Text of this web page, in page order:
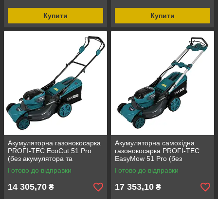
Купити Купити
Акумуляторна газонокосарка
PROFI-TEC EcoCut 51 Pro
(без акумулятора та
зарядного пристрою)
Готово до відправки
14 305,70 ₴
Акумуляторна самохідна
газонокосарка PROFI-TEC
EasyMow 51 Pro (без
акумулятора та зарядного
пристрою)
Готово до відправки
17 353,10 ₴